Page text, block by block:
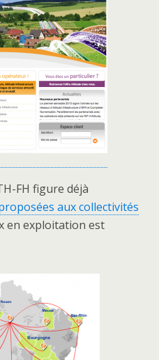
FH figure déjà
aux collectivités
en exploitation est